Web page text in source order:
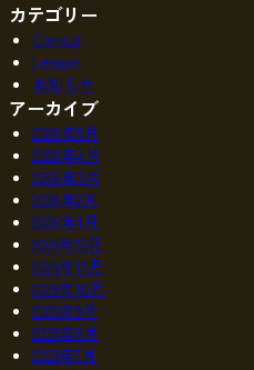
カテゴリー
Consul
Lesson
お知らせ
アーカイブ
2026年5月
2026年4月
2026年3月
2026年2月
2026年1月
2025年12月
2025年11月
2025年10月
2025年9月
2025年8月
2025年7月